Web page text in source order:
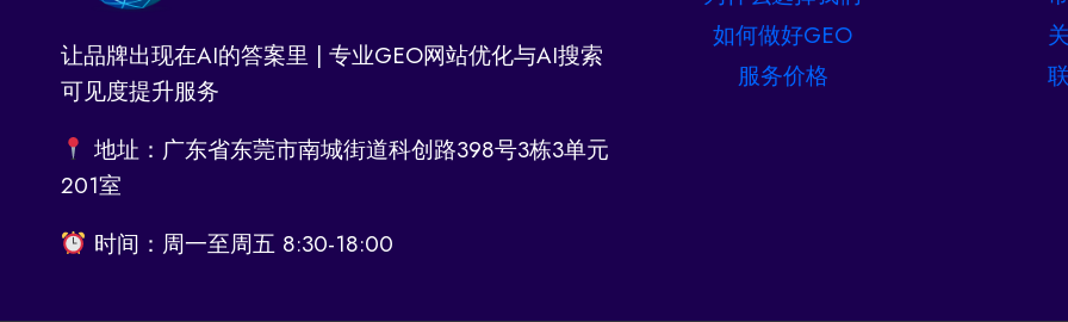
让品牌出现在AI的答案里 | 专业GEO网站优化与AI搜索
可见度提升服务
地址：广东省东莞市南城街道科创路398号3栋3单元
201室
时间：周一至周五 8:30-18:00
如何做好GEO
服务价格